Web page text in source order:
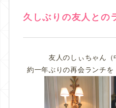
久しぶりの友人との
友人のしぃちゃん（
約一年ぶりの再会ランチを